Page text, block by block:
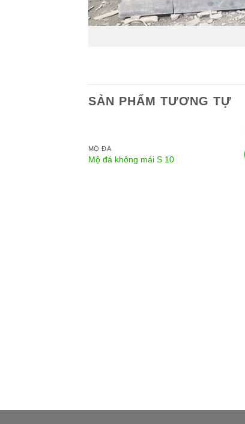
SẢN PHẨM TƯƠNG TỰ
MỘ ĐÁ
Mộ đá không mái S 10